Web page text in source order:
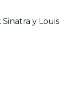
y Louis